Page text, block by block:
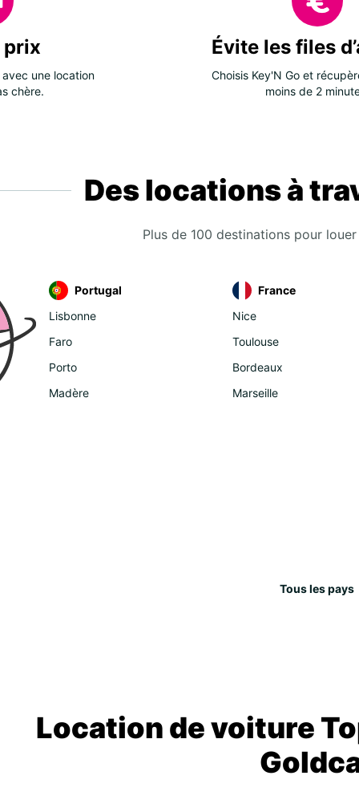
prix
avec une location
chère.
Évite les files
Choisis Key'N Go et
moins de 2
Des locations à
Plus de 100 destinations pour
Portugal
Lisbonne
Faro
Porto
Madère
France
Nice
Toulouse
Bordeaux
Marseille
Tous les pays
Location de voiture